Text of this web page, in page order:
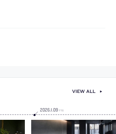
2026.1 09 FRI
VIEW ALL